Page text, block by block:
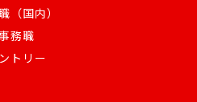
（国内）
務職
トリー